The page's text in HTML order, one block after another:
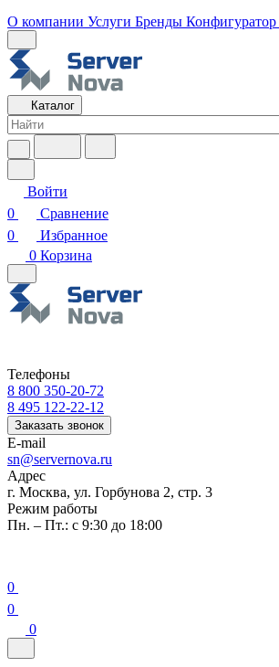
О компании Услуги Бренды Конфигуратор
Каталог
Войти
0
Сравнение
0
Избранное
0 Корзина
Телефоны
8 800 350-20-72
8 495 122-22-12
Заказать звонок
E-mail
sn@servernova.ru
Адрес
г. Москва, ул. Горбунова 2, стр. 3
Режим работы
Пн. – Пт.: с 9:30 до 18:00
0
0
0